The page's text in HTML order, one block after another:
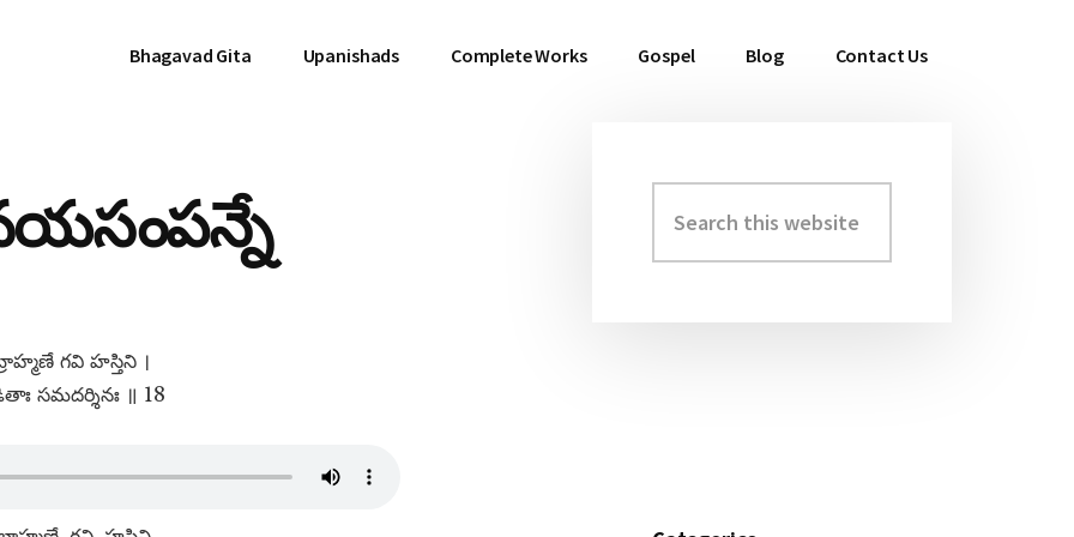
Bhagavad Gita Upanishads Complete Works Gospel Blog Contact Us
గవి హస్తిని ।
సమదర్శినః ॥ 18
Primary
Sidebar
this
website